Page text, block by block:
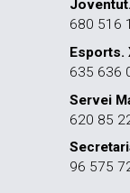
680 516
Esports.
635 636
Servei
620 85
96 575